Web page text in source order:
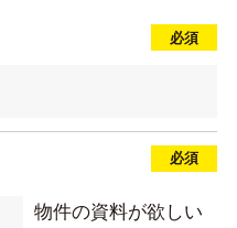
物件の資料が欲しい